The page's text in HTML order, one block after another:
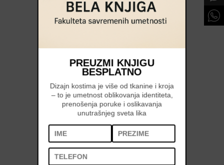
PREUZMI KNJIGU
BESPLATNO
Dizajn kostima je više od tkanine i kroja
– to je umetnost oblikovanja identiteta,
prenošenja poruke i oslikavanja
unutrašnjeg sveta lika